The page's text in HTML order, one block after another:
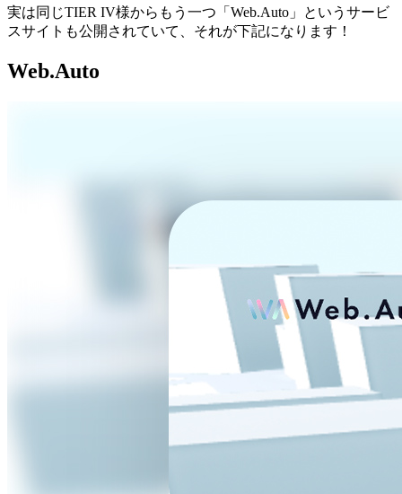
実は同じTIER IV様からもう一つ「Web.Auto」というサービ
スサイトも公開されていて、それが下記になります！
Web.Auto